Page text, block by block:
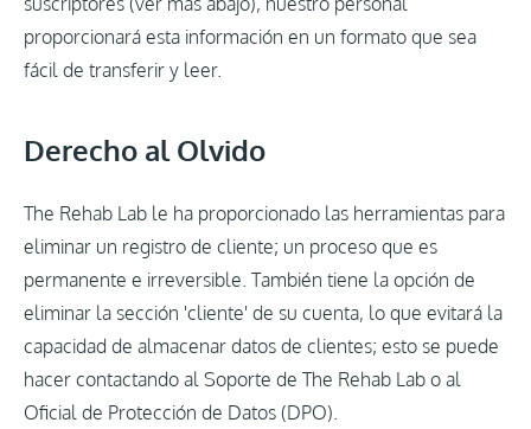
proporcionará esta información en un formato que sea
fácil de transferir y leer.
Derecho al Olvido
The Rehab Lab le ha proporcionado las herramientas para
eliminar un registro de cliente; un proceso que es
permanente e irreversible. También tiene la opción de
eliminar la sección 'cliente' de su cuenta, lo que evitará la
capacidad de almacenar datos de clientes; esto se puede
hacer contactando al Soporte de The Rehab Lab o al
Oficial de Protección de Datos (DPO).